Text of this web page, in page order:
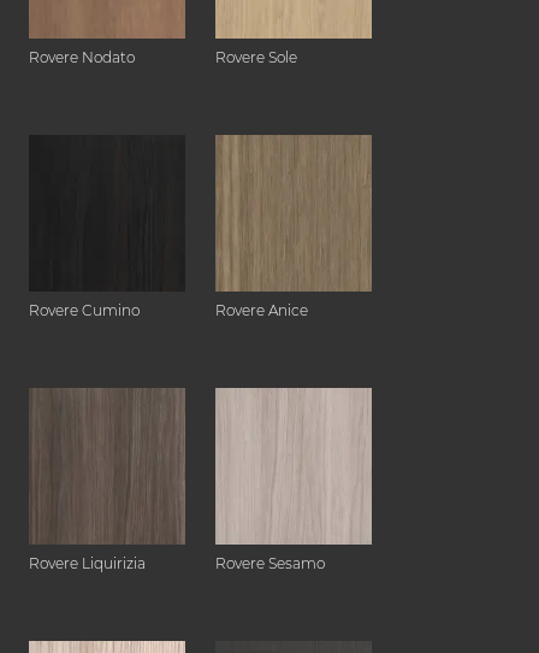
Rovere Nodato Rovere Sole
Rovere Cumino Rovere Anice
Rovere Liquirizia Rovere Sesamo